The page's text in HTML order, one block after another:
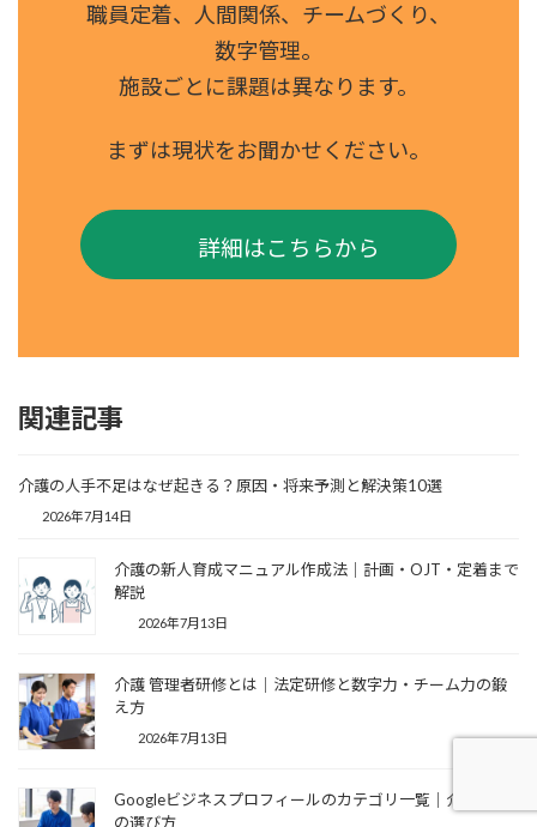
職員定着、人間関係、チームづくり、
数字管理。
施設ごとに課題は異なります。
まずは現状をお聞かせください。
詳細はこちらから
関連記事
介護の人手不足はなぜ起きる？原因・将来予測と解決策10選
2026年7月14日
介護の新人育成マニュアル作成法｜計画・OJT・定着まで
解説
2026年7月13日
介護 管理者研修とは｜法定研修と数字力・チーム力の鍛
え方
2026年7月13日
Googleビジネスプロフィールのカテゴリ一覧｜介護施設
の選び方